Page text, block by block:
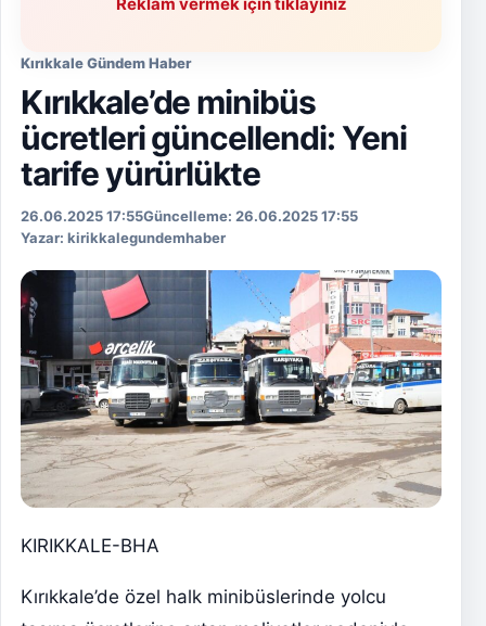
Kırıkkale Gündem Haber
Kırıkkale’de minibüs
ücretleri güncellendi: Yeni
tarife yürürlükte
26.06.2025 17:55Güncelleme: 26.06.2025 17:55
Yazar: kirikkalegundemhaber
2025-06-26T17:55:08+03:00
2025-06-26T17:55:08+03:00
KIRIKKALE-BHA
Kırıkkale’de özel halk minibüslerinde yolcu